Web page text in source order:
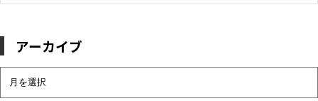
アーカイブ
ー